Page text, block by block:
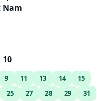
Nam
9 11 13 14
15
25 27 28 29 31